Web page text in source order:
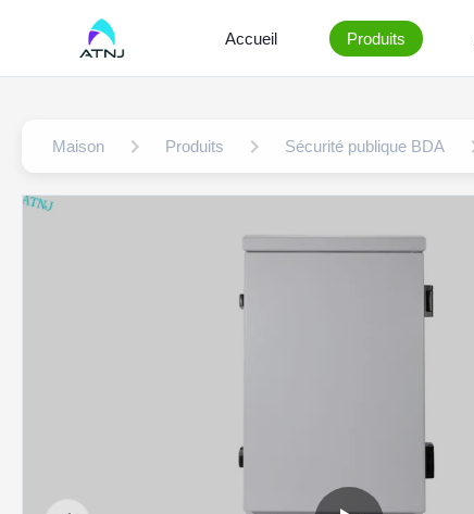
Accueil Produits
Maison Produits Sécurité publique BDA